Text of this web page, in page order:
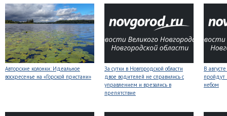
Авторские колонки: Идеальное
воскресенье на «Горской пристани»
За сутки в Новгородской области
двое водителей не справились с
управлением и врезались в
препятствие
В
небом